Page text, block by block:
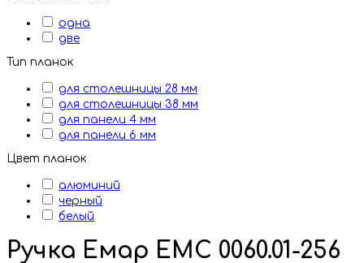
одна
две
Тип планок
для столешницы 28 мм
для столешницы 38 мм
для панели 4 мм
для панели 6 мм
Цвет планок
алюминий
черный
белый
Ручка Емар ЕМС 0060.01-256